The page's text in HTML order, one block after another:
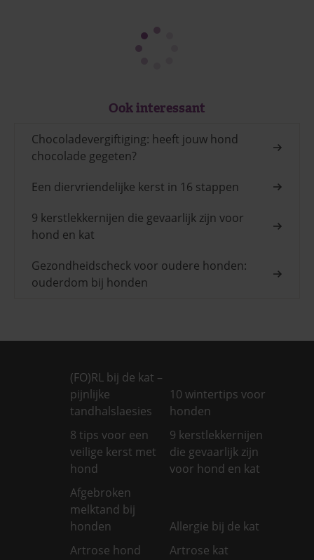
Ook interessant
Chocoladevergiftiging: heeft jouw hond
chocolade gegeten?
Een diervriendelijke kerst in 16 stappen
9 kerstlekkernijen die gevaarlijk zijn voor
hond en kat
Gezondheidscheck voor oudere honden:
ouderdom bij honden
(FO)RL bij de kat –
pijnlijke
tandhalslaesies
10 wintertips voor
honden
8 tips voor een
veilige kerst met
hond
9 kerstlekkernijen
die gevaarlijk zijn
voor hond en kat
Afgebroken
melktand bij
honden
Allergie bij de kat
Artrose hond
Artrose kat